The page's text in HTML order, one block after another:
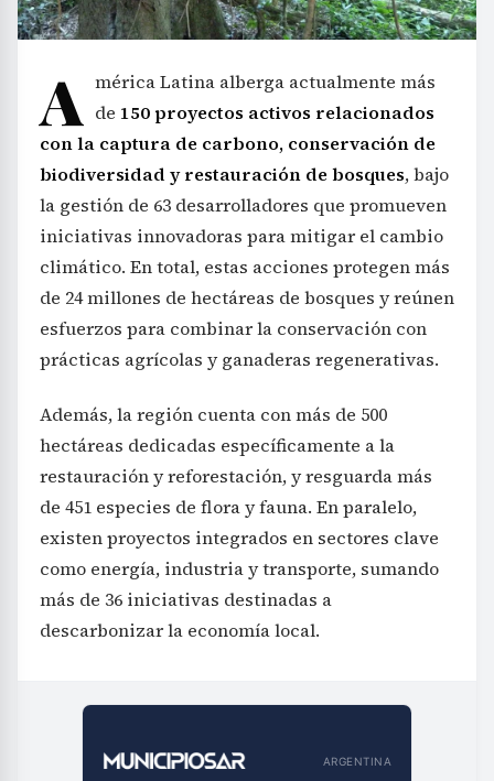
A mérica Latina alberga actualmente más
de 150 proyectos activos relacionados
con la captura de carbono, conservación de
biodiversidad y restauración de bosques, bajo
la gestión de 63 desarrolladores que promueven
iniciativas innovadoras para mitigar el cambio
climático. En total, estas acciones protegen más
de 24 millones de hectáreas de bosques y reúnen
esfuerzos para combinar la conservación con
prácticas agrícolas y ganaderas regenerativas.
Además, la región cuenta con más de 500
hectáreas dedicadas específicamente a la
restauración y reforestación, y resguarda más
de 451 especies de flora y fauna. En paralelo,
existen proyectos integrados en sectores clave
como energía, industria y transporte, sumando
más de 36 iniciativas destinadas a
descarbonizar la economía local.
ARGENTINA